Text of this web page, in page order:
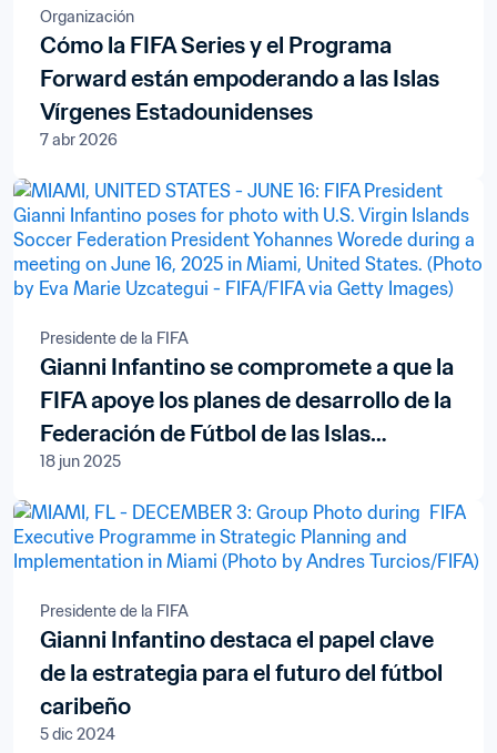
Organización
Cómo la FIFA Series y el Programa
Forward están empoderando a las Islas
Vírgenes Estadounidenses
7 abr 2026
Presidente de la FIFA
Gianni Infantino se compromete a que la
FIFA apoye los planes de desarrollo de la
Federación de Fútbol de las Islas
Vírgenes Estadounidenses
18 jun 2025
Presidente de la FIFA
Gianni Infantino destaca el papel clave
de la estrategia para el futuro del fútbol
caribeño
5 dic 2024